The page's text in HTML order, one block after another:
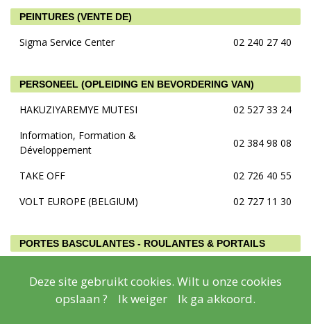
PEINTURES (VENTE DE)
Sigma Service Center 02 240 27 40
PERSONEEL (OPLEIDING EN BEVORDERING VAN)
HAKUZIYAREMYE MUTESI
02 527 33 24
Information, Formation &
Développement
02 384 98 08
TAKE OFF
02 726 40 55
VOLT EUROPE (BELGIUM)
02 727 11 30
PORTES BASCULANTES - ROULANTES & PORTAILS
Deze site gebruikt cookies. Wilt u onze cookies
opslaan ?
Ik weiger Ik ga akkoord.